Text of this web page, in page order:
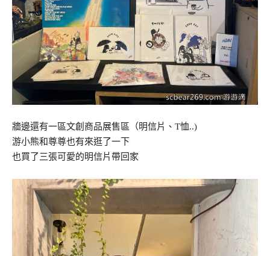
牆邊還有一區文創商品展售區（明信片、T恤..)
游小熊和尊尊也有來逛了一下
也買了三張可愛的明信片帶回家